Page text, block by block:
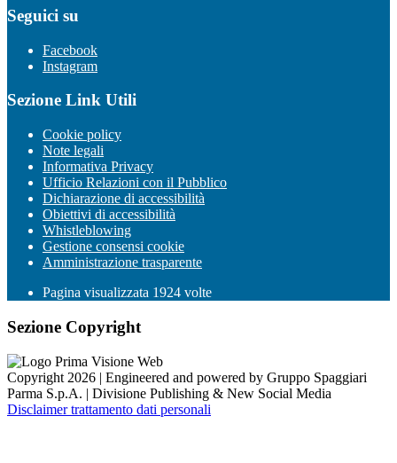
Seguici su
Facebook
Instagram
Sezione Link Utili
Cookie policy
Note legali
Informativa Privacy
Ufficio Relazioni con il Pubblico
Dichiarazione di accessibilità
Obiettivi di accessibilità
Whistleblowing
Gestione consensi cookie
Amministrazione trasparente
Pagina visualizzata 1924 volte
Sezione Copyright
Copyright 2026 | Engineered and powered by Gruppo Spaggiari
Parma S.p.A. | Divisione Publishing & New Social Media
Disclaimer trattamento dati personali